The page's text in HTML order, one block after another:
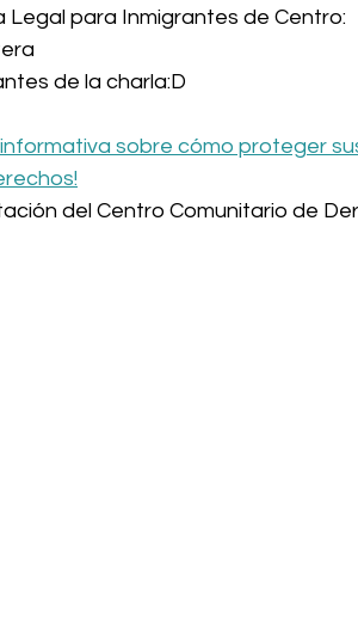
Legal para Inmigrantes de Centro:
de la charla:D
sobre cómo proteger
del Centro Comunitario de